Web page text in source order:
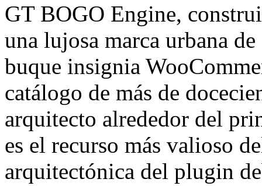
GT BOGO Engine,
una lujosa marca urbana
buque insignia
catálogo de más de
arquitecto alrededor del
es el recurso más valioso
arquitectónica del plugin